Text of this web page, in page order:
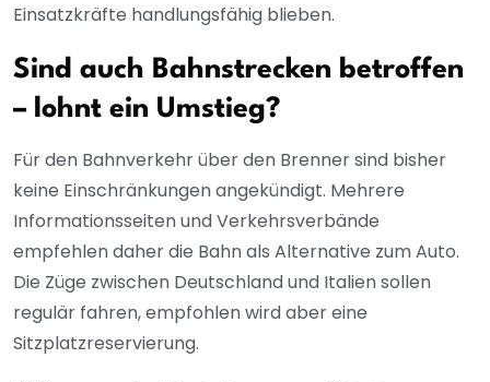
Einsatzkräfte handlungsfähig blieben.
Sind auch Bahnstrecken betroffen
– lohnt ein Umstieg?
Für den Bahnverkehr über den Brenner sind bisher
keine Einschränkungen angekündigt. Mehrere
Informationsseiten und Verkehrsverbände
empfehlen daher die Bahn als Alternative zum Auto.
Die Züge zwischen Deutschland und Italien sollen
regulär fahren, empfohlen wird aber eine
Sitzplatzreservierung.